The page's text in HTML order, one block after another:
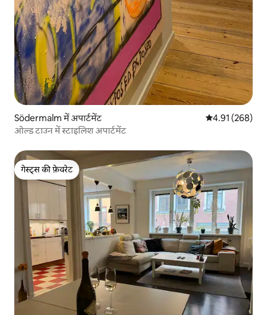
Södermalm में अपार्टमेंट औसत रेटिंग 5 में से
4.91 (268)
ओल्ड टाउन में स्टाइलिश अपार्टमेंट
गेस्ट्स की फ़ेवरेट
गेस्ट्स की फ़ेवरेट